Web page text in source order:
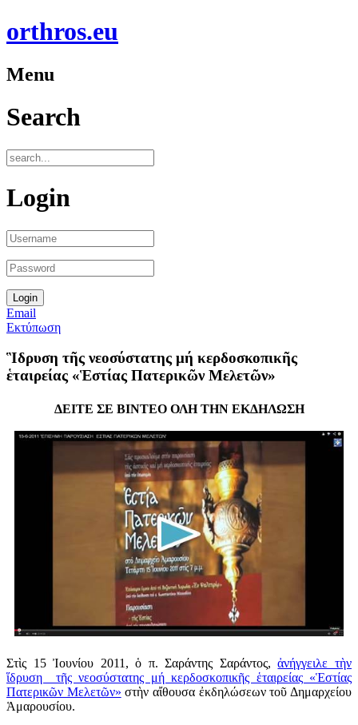
orthros.eu
Menu
Search
Login
Email
Εκτύπωση
Ἳδρυση τῆς νεοσύστατης μή κερδοσκοπικῆς
ἑταιρείας «Ἑστίας Πατερικῶν Μελετῶν»
ΔΕΙΤΕ ΣΕ ΒΙΝΤΕΟ ΟΛΗ ΤΗΝ ΕΚΔΗΛΩΣΗ
Στὶς 15 Ἰουνίου 2011, ὁ π. Σαράντης Σαράντος,ἀνήγγειλε τὴν
ἵδρυση τῆς νεοσύστατης μή κερδοσκοπικῆς ἑταιρείας «Ἑστίας
Πατερικῶν Μελετῶν» στὴν αἴθουσα ἐκδηλώσεων τοῦ Δημαρχείου
Ἁμαρουσίου.